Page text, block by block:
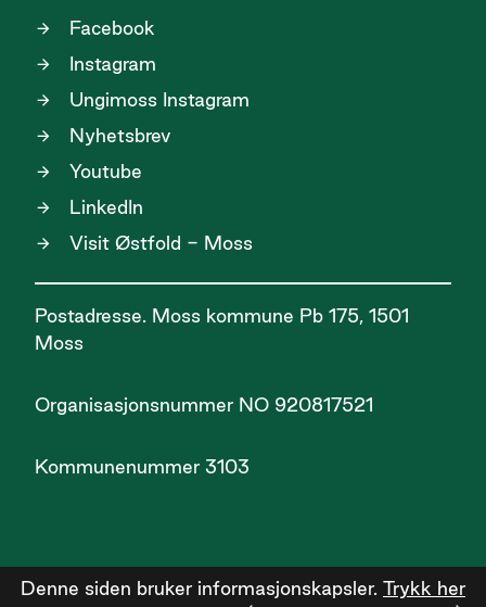
Facebook
Instagram
Ungimoss Instagram
Nyhetsbrev
Youtube
LinkedIn
Visit Østfold - Moss
Postadresse. Moss kommune Pb 175, 1501
Moss
Organisasjonsnummer NO 920817521
Kommunenummer 3103
Denne siden bruker informasjonskapsler. Trykk her